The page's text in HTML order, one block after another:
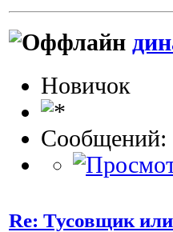
Новичок
Сообщений:
Re: Тусовщик